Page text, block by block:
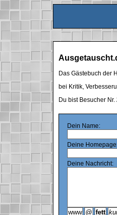
Das Gästebuch der
bei Kritik,
Du bist Besucher Nr.
Dein Name:
Deine
Deine Nachricht: